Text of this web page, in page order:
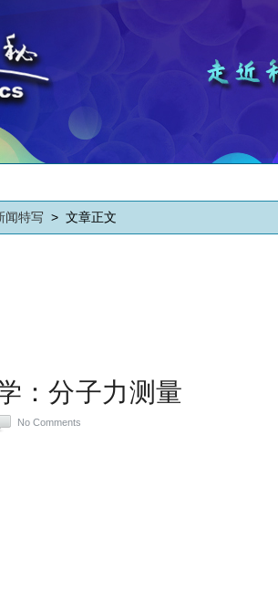
闻特写 > 文章正文
：分子力测量
No Comments